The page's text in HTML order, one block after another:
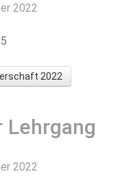
2022
2022
2022